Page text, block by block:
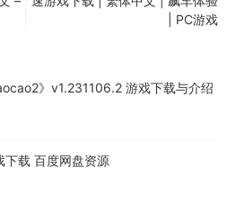
| PC游戏
》v1.231106.2 游戏下载与介绍
下载 百度网盘资源